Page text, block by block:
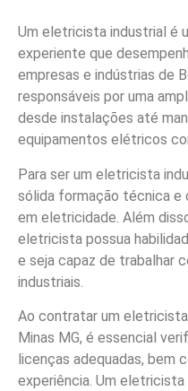
Um eletricista industrial é
experiente que
empresas e indústrias de
responsáveis por uma
desde instalações até
equipamentos elétricos
Para ser um eletricista
sólida formação técnica e
em eletricidade. Além
eletricista possua
e seja capaz de trabalhar
industriais.
Ao contratar um
Minas MG, é essencial
licenças adequadas, bem
experiência. Um